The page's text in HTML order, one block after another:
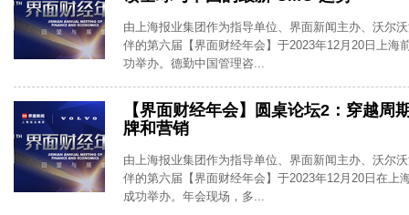
由上海报业集团作为指导单位、界面新闻主办、沃尔
伴的第六届【界面财经年会】于2023年12月20日上海
功举办。德勤中国管理咨...
【界面财经年会】圆桌论坛2：穿越周
牌和营销
由上海报业集团作为指导单位、界面新闻主办、沃尔
伴的第六届【界面财经年会】于2023年12月20日在上
成功举办。年会现场，多...